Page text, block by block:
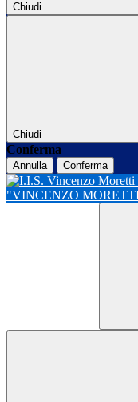
Chiudi
Chiudi
Conferma
Annulla Conferma
"VINCENZO